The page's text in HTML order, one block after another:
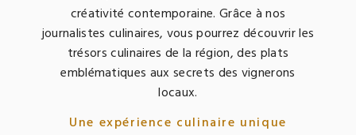
créativité contemporaine. Grâce à nos
journalistes culinaires, vous pourrez découvrir les
trésors culinaires de la région, des plats
emblématiques aux secrets des vignerons
locaux.
Une expérience culinaire unique